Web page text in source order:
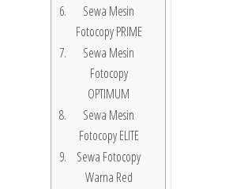
Sewa Mesin
Fotocopy PRIME
Sewa Mesin
Fotocopy
OPTIMUM
Sewa Mesin
Fotocopy ELITE
Sewa Fotocopy
Warna Red